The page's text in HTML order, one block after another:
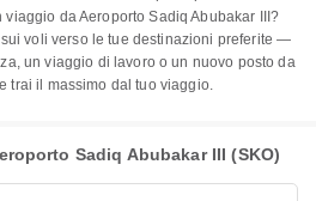
da Aeroporto Sadiq Abubakar III?
voli verso le tue destinazioni preferite —
un viaggio di lavoro o un nuovo posto da
trai il massimo dal tuo viaggio.
Sadiq Abubakar III (SKO)